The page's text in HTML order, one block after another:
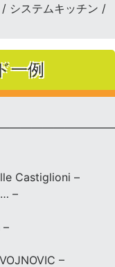
システムキッチン /
一例
Castiglioni –
–
–
–